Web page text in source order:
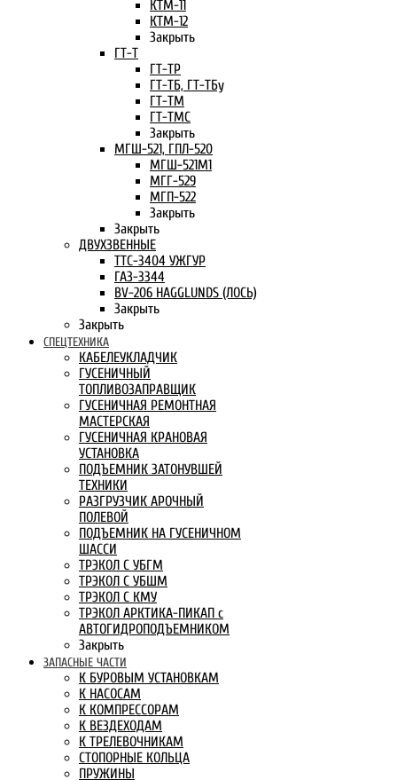
КТМ-11
КТМ-12
Закрыть
ГТ-Т
ГТ-ТР
ГТ-ТБ, ГТ-ТБу
ГТ-ТМ
ГТ-ТМС
Закрыть
МГШ-521, ГПЛ-520
МГШ-521М1
МГГ-529
МГП-522
Закрыть
Закрыть
ДВУХЗВЕННЫЕ
ТТС-3404 УЖГУР
ГАЗ-3344
BV-206 HAGGLUNDS (ЛОСЬ)
Закрыть
Закрыть
СПЕЦТЕХНИКА
КАБЕЛЕУКЛАДЧИК
ГУСЕНИЧНЫЙ
ТОПЛИВОЗАПРАВЩИК
ГУСЕНИЧНАЯ РЕМОНТНАЯ
МАСТЕРСКАЯ
ГУСЕНИЧНАЯ КРАНОВАЯ
УСТАНОВКА
ПОДЪЕМНИК ЗАТОНУВШЕЙ
ТЕХНИКИ
РАЗГРУЗЧИК АРОЧНЫЙ
ПОЛЕВОЙ
ПОДЪЕМНИК НА ГУСЕНИЧНОМ
ШАССИ
ТРЭКОЛ С УБГМ
ТРЭКОЛ С УБШМ
ТРЭКОЛ С КМУ
ТРЭКОЛ АРКТИКА-ПИКАП с
АВТОГИДРОПОДЪЕМНИКОМ
Закрыть
ЗАПАСНЫЕ ЧАСТИ
К БУРОВЫМ УСТАНОВКАМ
К НАСОСАМ
К КОМПРЕССОРАМ
К ВЕЗДЕХОДАМ
К ТРЕЛЕВОЧНИКАМ
СТОПОРНЫЕ КОЛЬЦА
ПРУЖИНЫ